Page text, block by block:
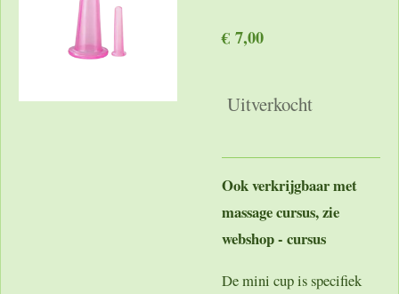
€ 7,00
Uitverkocht
Ook verkrijgbaar met
massage cursus, zie
webshop - cursus
De mini cup is specifiek